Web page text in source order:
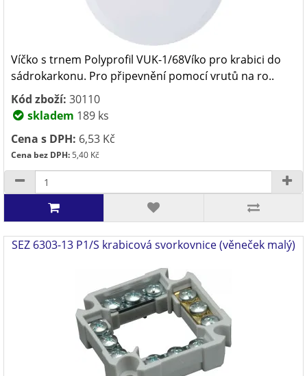
Víčko s trnem Polyprofil VUK-1/68Víko pro krabici do
sádrokarkonu. Pro připevnění pomocí vrutů na ro..
Kód zboží: 30110
skladem 189 ks
Cena s DPH: 6,53 Kč
Cena bez DPH:5,40 Kč
SEZ 6303-13 P1/S krabicová svorkovnice (věneček malý)